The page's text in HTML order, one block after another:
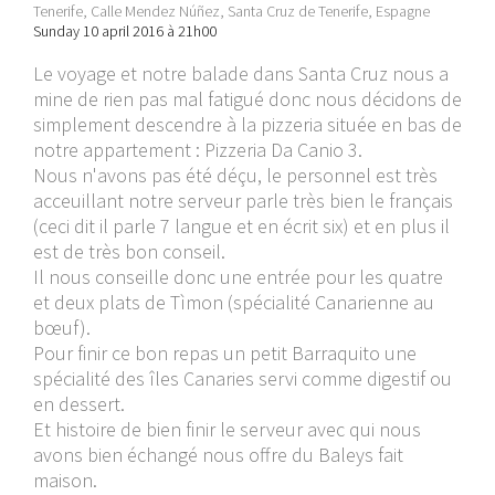
Tenerife, Calle Mendez Núñez, Santa Cruz de Tenerife, Espagne
Sunday 10 april 2016 à 21h00
Le voyage et notre balade dans Santa Cruz nous a
mine de rien pas mal fatigué donc nous décidons de
simplement descendre à la pizzeria située en bas de
notre appartement : Pizzeria Da Canio 3.
Nous n'avons pas été déçu, le personnel est très
acceuillant notre serveur parle très bien le français
(ceci dit il parle 7 langue et en écrit six) et en plus il
est de très bon conseil.
Il nous conseille donc une entrée pour les quatre
et deux plats de Tìmon (spécialité Canarienne au
bœuf).
Pour finir ce bon repas un petit Barraquito une
spécialité des îles Canaries servi comme digestif ou
en dessert.
Et histoire de bien finir le serveur avec qui nous
avons bien échangé nous offre du Baleys fait
maison.